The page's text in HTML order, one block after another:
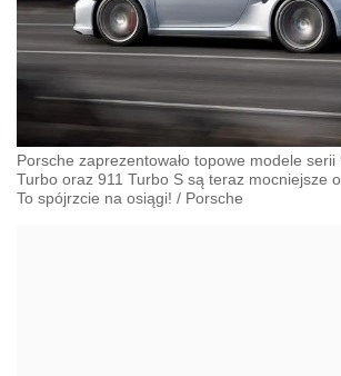
Porsche zaprezentowało topowe modele serii
Turbo oraz 911 Turbo S są teraz mocniejsze
To spójrzcie na osiągi! / Porsche